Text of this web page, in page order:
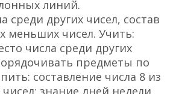
линий.
среди других чисел, состав
меньших чисел. Учить:
числа среди других
предметы по
составление числа 8 из
знание дней недели,